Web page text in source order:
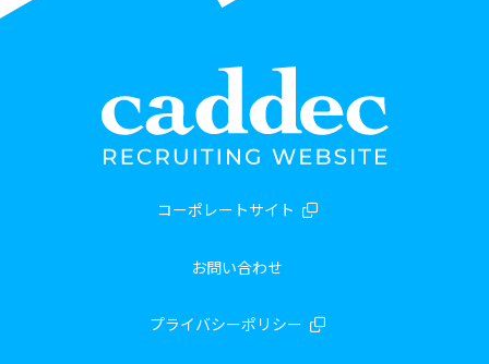
コーポレートサイト
お問い合わせ
プライバシーポリシー